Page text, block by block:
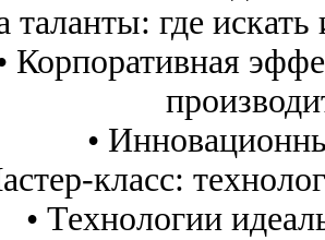
таланты: где
Корпоративная
•
класс:
• Технологии